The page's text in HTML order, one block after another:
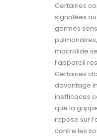
Certaines
signalées
germes
macrolide
l’appareil
Certaines
davantage
inefficaces
que la
repose sur
contre les